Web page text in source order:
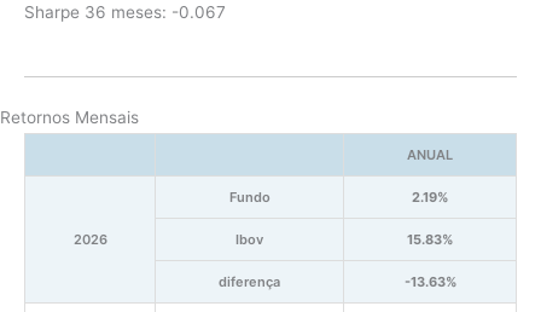
Sharpe 36 meses: -0.067
Retornos Mensais
ANUAL
2026
Fundo 2.19%
Ibov 15.83%
diferença -13.63%